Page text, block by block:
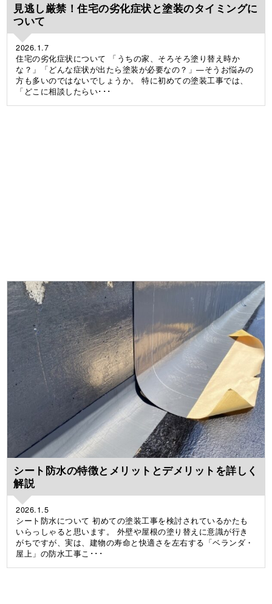
見逃し厳禁！住宅の劣化症状と塗装のタイミングに
ついて
2026.1.7
住宅の劣化症状について 「うちの家、そろそろ塗り替え時か
な？」「どんな症状が出たら塗装が必要なの？」—そうお悩みの
方も多いのではないでしょうか。 特に初めての塗装工事では、
「どこに相談したらい･･･
シート防水の特徴とメリットとデメリットを詳しく
解説
2026.1.5
シート防水について 初めての塗装工事を検討されているかたも
いらっしゃると思います。 外壁や屋根の塗り替えに意識が行き
がちですが、実は、建物の寿命と快適さを左右する「ベランダ・
屋上」の防水工事こ･･･